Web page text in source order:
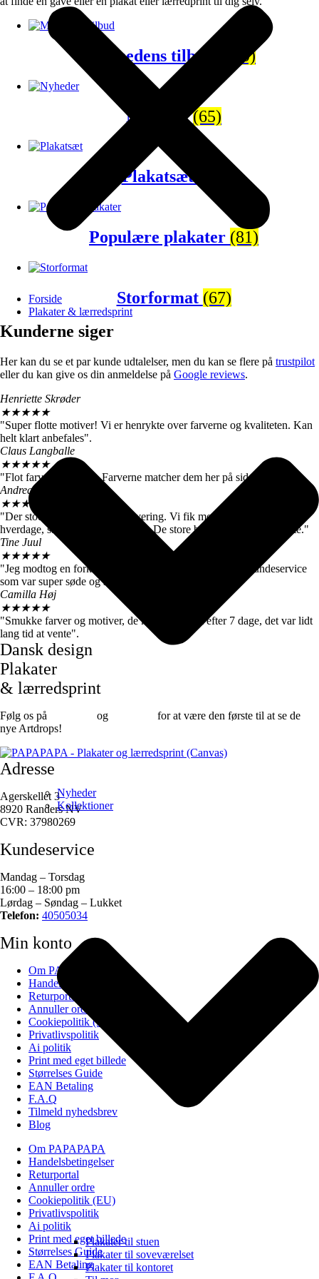
Forside
Plakater & lærredsprint
Nyheder
Kollektioner
Plakater til stuen
Plakater til soveværelset
Plakater til kontoret
Månedens tilbud (120)
Nyheder(65)
Plakatsæt
Populære plakater (81)
Storformat (67)
Kunderne siger
Her kan du se et par kunde udtalelser, men du kan se flere på trustpilot
eller du kan give os din anmeldelse på Google reviews.
Henriette Skrøder
★★★★★
"Super flotte motiver! Vi er henrykte over farverne og kvaliteten. Kan
helt klart anbefales".
Claus Langballe
★★★★★
"Flot farvegengivelse. Farverne matcher dem her på siden".
Andreas W. Nielsen
★★★
"Der stod 4-6 hverdage ved levering. Vi fik motiverne efter 3
hverdage, så vi er meget tilfredse. De store billeder er virkelig flotte."
Tine Juul
★★★★★
"Jeg modtog en forkert plakat. Men fik hurtigt talt med kundeservice
som var super søde og sendte mig straks den rigtige".
Camilla Høj
★★★★★
"Smukke farver og motiver, de kom dog først efter 7 dage, det var lidt
lang tid at vente".
Dansk design
Plakater
& lærredsprint
Følg os på og
for at være den første til at se de
nye Artdrops!
Adresse
Agerskellet 3
8920 Randers NV
CVR: 37980269
Kundeservice
Mandag – Torsdag
16:00 – 18:00 pm
Lørdag – Søndag – Lukket
Telefon: 40505034
Min konto
Om PAPAPAPA
Handelsbetingelser
Returportal
Annuller ordre
Cookiepolitik (EU)
Privatlivspolitik
Ai politik
Print med eget billede
Størrelses Guide
EAN Betaling
F.A.Q
Tilmeld nyhedsbrev
Blog
Om PAPAPAPA
Handelsbetingelser
Returportal
Annuller ordre
Cookiepolitik (EU)
Privatlivspolitik
Ai politik
Print med eget billede
Størrelses Guide
EAN Betaling